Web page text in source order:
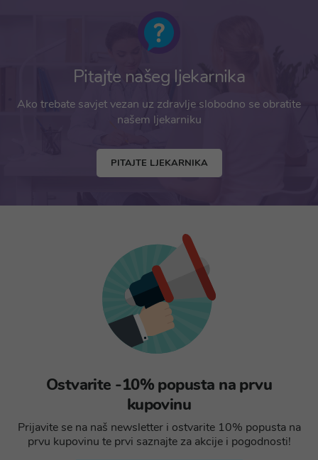
Pitajte našeg ljekarnika
Ako trebate savjet vezan uz zdravlje slobodno se obratite
našem ljekarniku
PITAJTE LJEKARNIKA
Ostvarite -10% popusta na prvu
kupovinu
Prijavite se na naš newsletter i ostvarite 10% popusta na
prvu kupovinu te prvi saznajte za akcije i pogodnosti!